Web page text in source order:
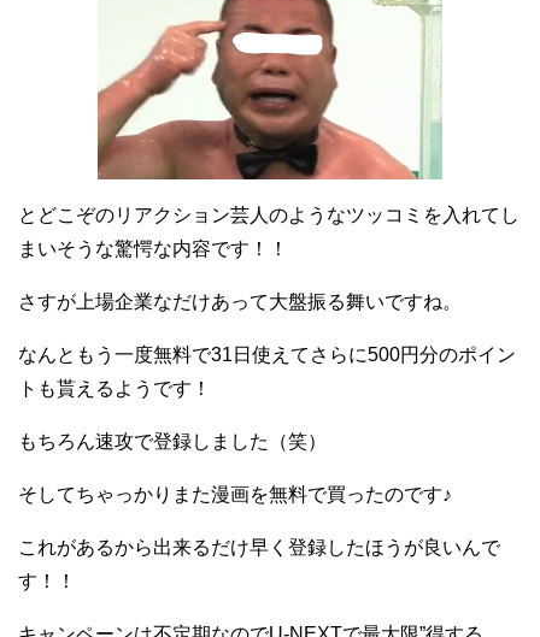
とどこぞのリアクション芸人のようなツッコミを入れてし
まいそうな驚愕な内容です！！
さすが上場企業なだけあって大盤振る舞いですね。
なんともう一度無料で31日使えてさらに500円分のポイン
トも貰えるようです！
もちろん速攻で登録しました（笑）
そしてちゃっかりまた漫画を無料で買ったのです♪
これがあるから出来るだけ早く登録したほうが良いんで
す！！